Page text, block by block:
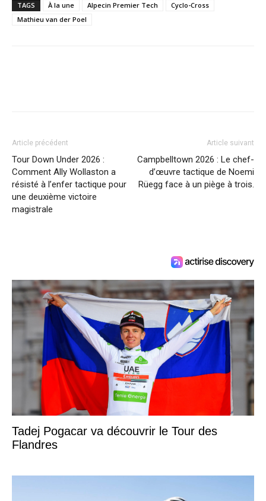
TAGS À la une Alpecin Premier Tech
Cyclo-Cross
Mathieu van der Poel
Article précédent
Tour Down Under 2026 :
Comment Ally Wollaston a
résisté à l’enfer tactique pour
une deuxième victoire
magistrale
Article suivant
Campbelltown 2026 : Le chef-
d’œuvre tactique de Noemi
Rüegg face à un piège à trois.
Tadej Pogacar va découvrir le Tour des
Flandres